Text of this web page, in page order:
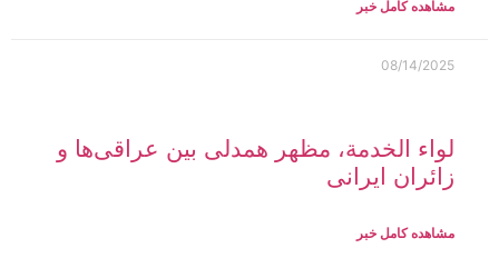
مشاهده کامل خبر
08/14/2025
لواء الخدمة، مظهر همدلی بین عراقی‌ها و
زائران ایرانی
مشاهده کامل خبر